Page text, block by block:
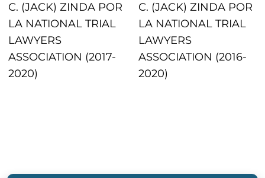
C. (JACK) ZINDA POR
LA NATIONAL TRIAL
LAWYERS
ASSOCIATION (2017-
2020)
C. (JACK) ZINDA POR
LA NATIONAL TRIAL
LAWYERS
ASSOCIATION (2016-
2020)